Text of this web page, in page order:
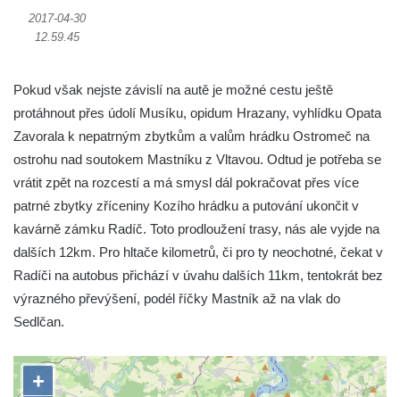
2017-04-30
12.59.45
Pokud však nejste závislí na autě je možné cestu ještě
protáhnout přes údolí Musíku, opidum Hrazany, vyhlídku Opata
Zavorala k nepatrným zbytkům a valům hrádku Ostromeč na
ostrohu nad soutokem Mastníku z Vltavou. Odtud je potřeba se
vrátit zpět na rozcestí a má smysl dál pokračovat přes více
patrné zbytky zříceniny Kozího hrádku a putování ukončit v
kavárně zámku Radíč. Toto prodloužení trasy, nás ale vyjde na
dalších 12km. Pro hltače kilometrů, či pro ty neochotné, čekat v
Radíči na autobus přichází v úvahu dalších 11km, tentokrát bez
výrazného převýšení, podél říčky Mastník až na vlak do
Sedlčan.